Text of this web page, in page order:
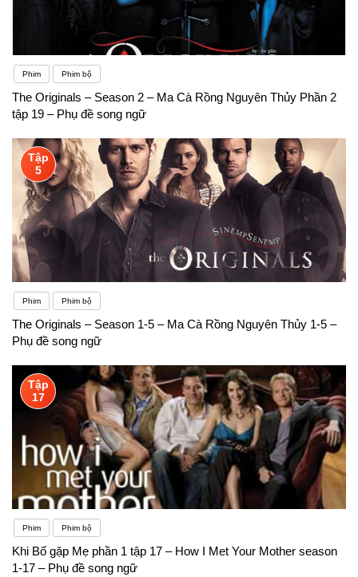
Phim Phim bộ
The Originals – Season 2 – Ma Cà Rồng Nguyên Thủy Phần 2
tập 19 – Phụ đề song ngữ
Tập
5
Phim Phim bộ
The Originals – Season 1-5 – Ma Cà Rồng Nguyên Thủy 1-5 –
Phụ đề song ngữ
Tập
17
Phim Phim bộ
Khi Bố gặp Mẹ phần 1 tập 17 – How I Met Your Mother season
1-17 – Phụ đề song ngữ